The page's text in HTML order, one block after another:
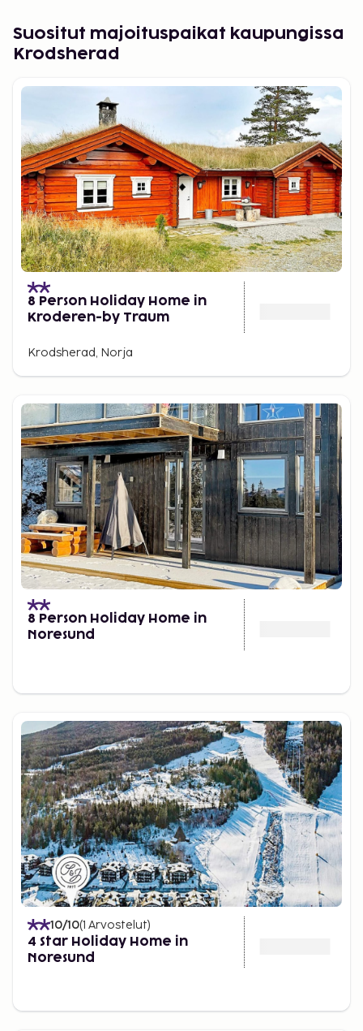
Suositut majoituspaikat kaupungissa
Krodsherad
8 Person Holiday Home in
Kroderen-by Traum
Krodsherad, Norja
8 Person Holiday Home in
Noresund
10/10(1 Arvostelut)
4 Star Holiday Home in
Noresund